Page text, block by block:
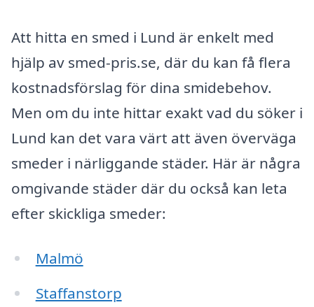
Att hitta en smed i Lund är enkelt med
hjälp av smed-pris.se, där du kan få flera
kostnadsförslag för dina smidebehov.
Men om du inte hittar exakt vad du söker i
Lund kan det vara värt att även överväga
smeder i närliggande städer. Här är några
omgivande städer där du också kan leta
efter skickliga smeder:
Malmö
Staffanstorp